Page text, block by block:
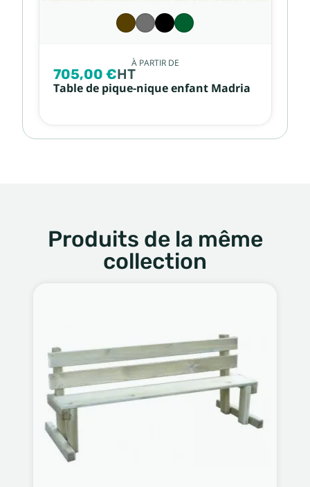
À PARTIR DE
705,00 €HT
Table de pique-nique enfant Madria
Produits de la même
collection